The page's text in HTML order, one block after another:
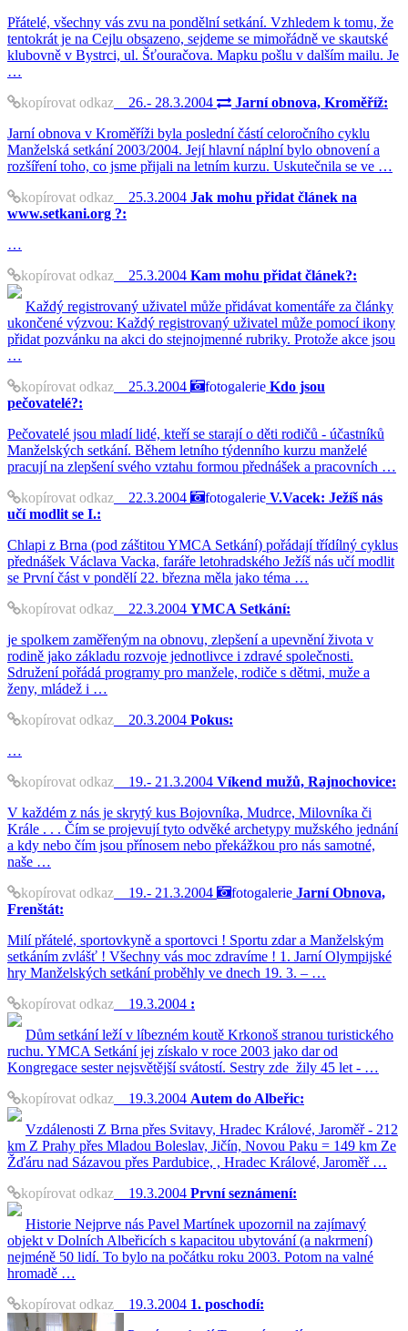
Přátelé, všechny vás zvu na pondělní setkání. Vzhledem k tomu, že
tentokrát je na Cejlu obsazeno, sejdeme se mimořádně ve skautské
klubovně v Bystrci, ul. Šťouračova. Mapku pošlu v dalším mailu. Je
…
kopírovat odkaz 26.- 28.3.2004
Jarní obnova, Kroměříž:
Jarní obnova v Kroměříži byla poslední částí celoročního cyklu
Manželská setkání 2003/2004. Její hlavní náplní bylo obnovení a
rozšíření toho, co jsme přijali na letním kurzu. Uskutečnila se ve …
kopírovat odkaz 25.3.2004 Jak mohu přidat článek na
www.setkani.org ?:
…
kopírovat odkaz 25.3.2004 Kam mohu přidat článek?:
Každý registrovaný uživatel může přidávat komentáře za články
ukončené výzvou: Každý registrovaný uživatel může pomocí ikony
přidat pozvánku na akci do stejnojmenné rubriky. Protože akce jsou
…
kopírovat odkaz 25.3.2004 fotogalerie Kdo jsou
pečovatelé?:
Pečovatelé jsou mladí lidé, kteří se starají o děti rodičů - účastníků
Manželských setkání. Během letního týdenního kurzu manželé
pracují na zlepšení svého vztahu formou přednášek a pracovních …
kopírovat odkaz 22.3.2004 fotogalerie V.Vacek: Ježíš nás
učí modlit se I.:
Chlapi z Brna (pod záštitou YMCA Setkání) pořádají třídílný cyklus
přednášek Václava Vacka, faráře letohradského Ježíš nás učí modlit
se První část v pondělí 22. března měla jako téma …
kopírovat odkaz 22.3.2004 YMCA Setkání:
je spolkem zaměřeným na obnovu, zlepšení a upevnění života v
rodině jako základu rozvoje jednotlivce i zdravé společnosti.
Sdružení pořádá programy pro manžele, rodiče s dětmi, muže a
ženy, mládež i …
kopírovat odkaz 20.3.2004 Pokus:
…
kopírovat odkaz 19.- 21.3.2004 Víkend mužů, Rajnochovice:
V každém z nás je skrytý kus Bojovníka, Mudrce, Milovníka či
Krále . . . Čím se projevují tyto odvěké archetypy mužského jednání
a kdy nebo čím jsou přínosem nebo překážkou pro nás samotné,
naše …
kopírovat odkaz 19.- 21.3.2004 fotogalerie Jarní Obnova,
Frenštát:
Milí přátelé, sportovkyně a sportovci ! Sportu zdar a Manželským
setkáním zvlášť ! Všechny vás moc zdravíme ! 1. Jarní Olympijské
hry Manželských setkání proběhly ve dnech 19. 3. – …
kopírovat odkaz 19.3.2004 :
Dům setkání leží v líbezném koutě Krkonoš stranou turistického
ruchu. YMCA Setkání jej získalo v roce 2003 jako dar od
Kongregace sester nejsvětější svátostí. Sestry zde žily 45 let - …
kopírovat odkaz 19.3.2004 Autem do Albeřic:
Vzdálenosti Z Brna přes Svitavy, Hradec Králové, Jaroměř - 212
km Z Prahy přes Mladou Boleslav, Jičín, Novou Paku = 149 km Ze
Žďáru nad Sázavou přes Pardubice, , Hradec Králové, Jaroměř …
kopírovat odkaz 19.3.2004 První seznámení:
Historie Nejprve nás Pavel Martínek upozornil na zajímavý
objekt v Dolních Albeřicích s kapacitou ubytování (a nakrmení)
nejméně 50 lidí. To bylo na počátku roku 2003. Potom na valné
hromadě …
kopírovat odkaz 19.3.2004 1. poschodí: